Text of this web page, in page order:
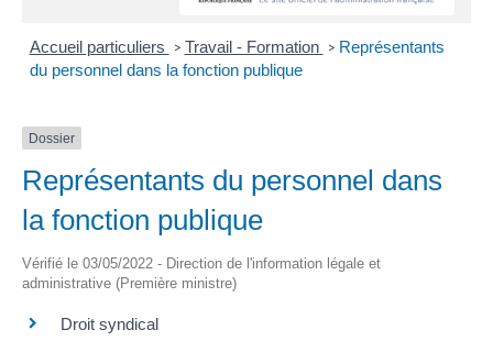
Accueil particuliers > Travail - Formation > Représentants
du personnel dans la fonction publique
Dossier
Représentants du personnel dans
la fonction publique
Vérifié le 03/05/2022 - Direction de l'information légale et
administrative (Première ministre)
Droit syndical